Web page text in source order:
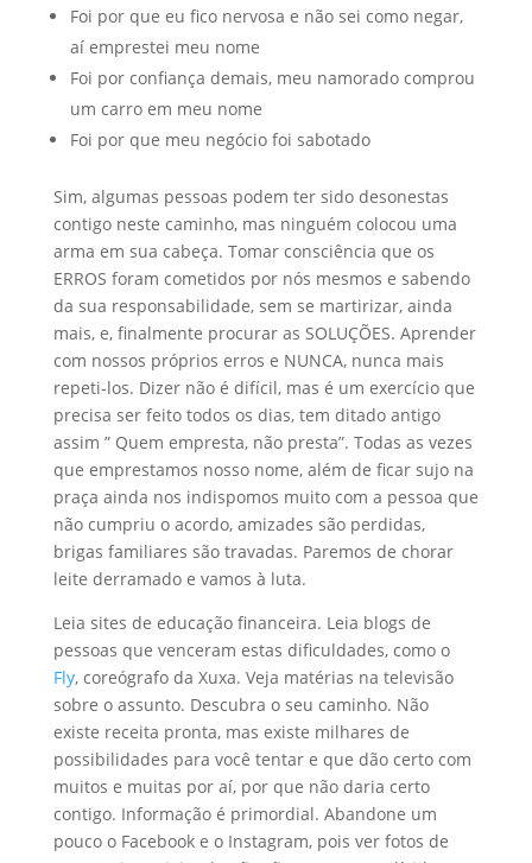
Foi por que eu fico nervosa e não sei como negar,
aí emprestei meu nome
Foi por confiança demais, meu namorado comprou
um carro em meu nome
Foi por que meu negócio foi sabotado
Sim, algumas pessoas podem ter sido desonestas
contigo neste caminho, mas ninguém colocou uma
arma em sua cabeça. Tomar consciência que os
ERROS foram cometidos por nós mesmos e sabendo
da sua responsabilidade, sem se martirizar, ainda
mais, e, finalmente procurar as SOLUÇÕES. Aprender
com nossos próprios erros e NUNCA, nunca mais
repeti-los. Dizer não é difícil, mas é um exercício que
precisa ser feito todos os dias, tem ditado antigo
assim ” Quem empresta, não presta”. Todas as vezes
que emprestamos nosso nome, além de ficar sujo na
praça ainda nos indispomos muito com a pessoa que
não cumpriu o acordo, amizades são perdidas,
brigas familiares são travadas. Paremos de chorar
leite derramado e vamos à luta.
Leia sites de educação financeira. Leia blogs de
pessoas que venceram estas dificuldades, como o
Fly, coreógrafo da Xuxa. Veja matérias na televisão
sobre o assunto. Descubra o seu caminho. Não
existe receita pronta, mas existe milhares de
possibilidades para você tentar e que dão certo com
muitos e muitas por aí, por que não daria certo
contigo. Informação é primordial. Abandone um
pouco o Facebook e o Instagram, pois ver fotos de